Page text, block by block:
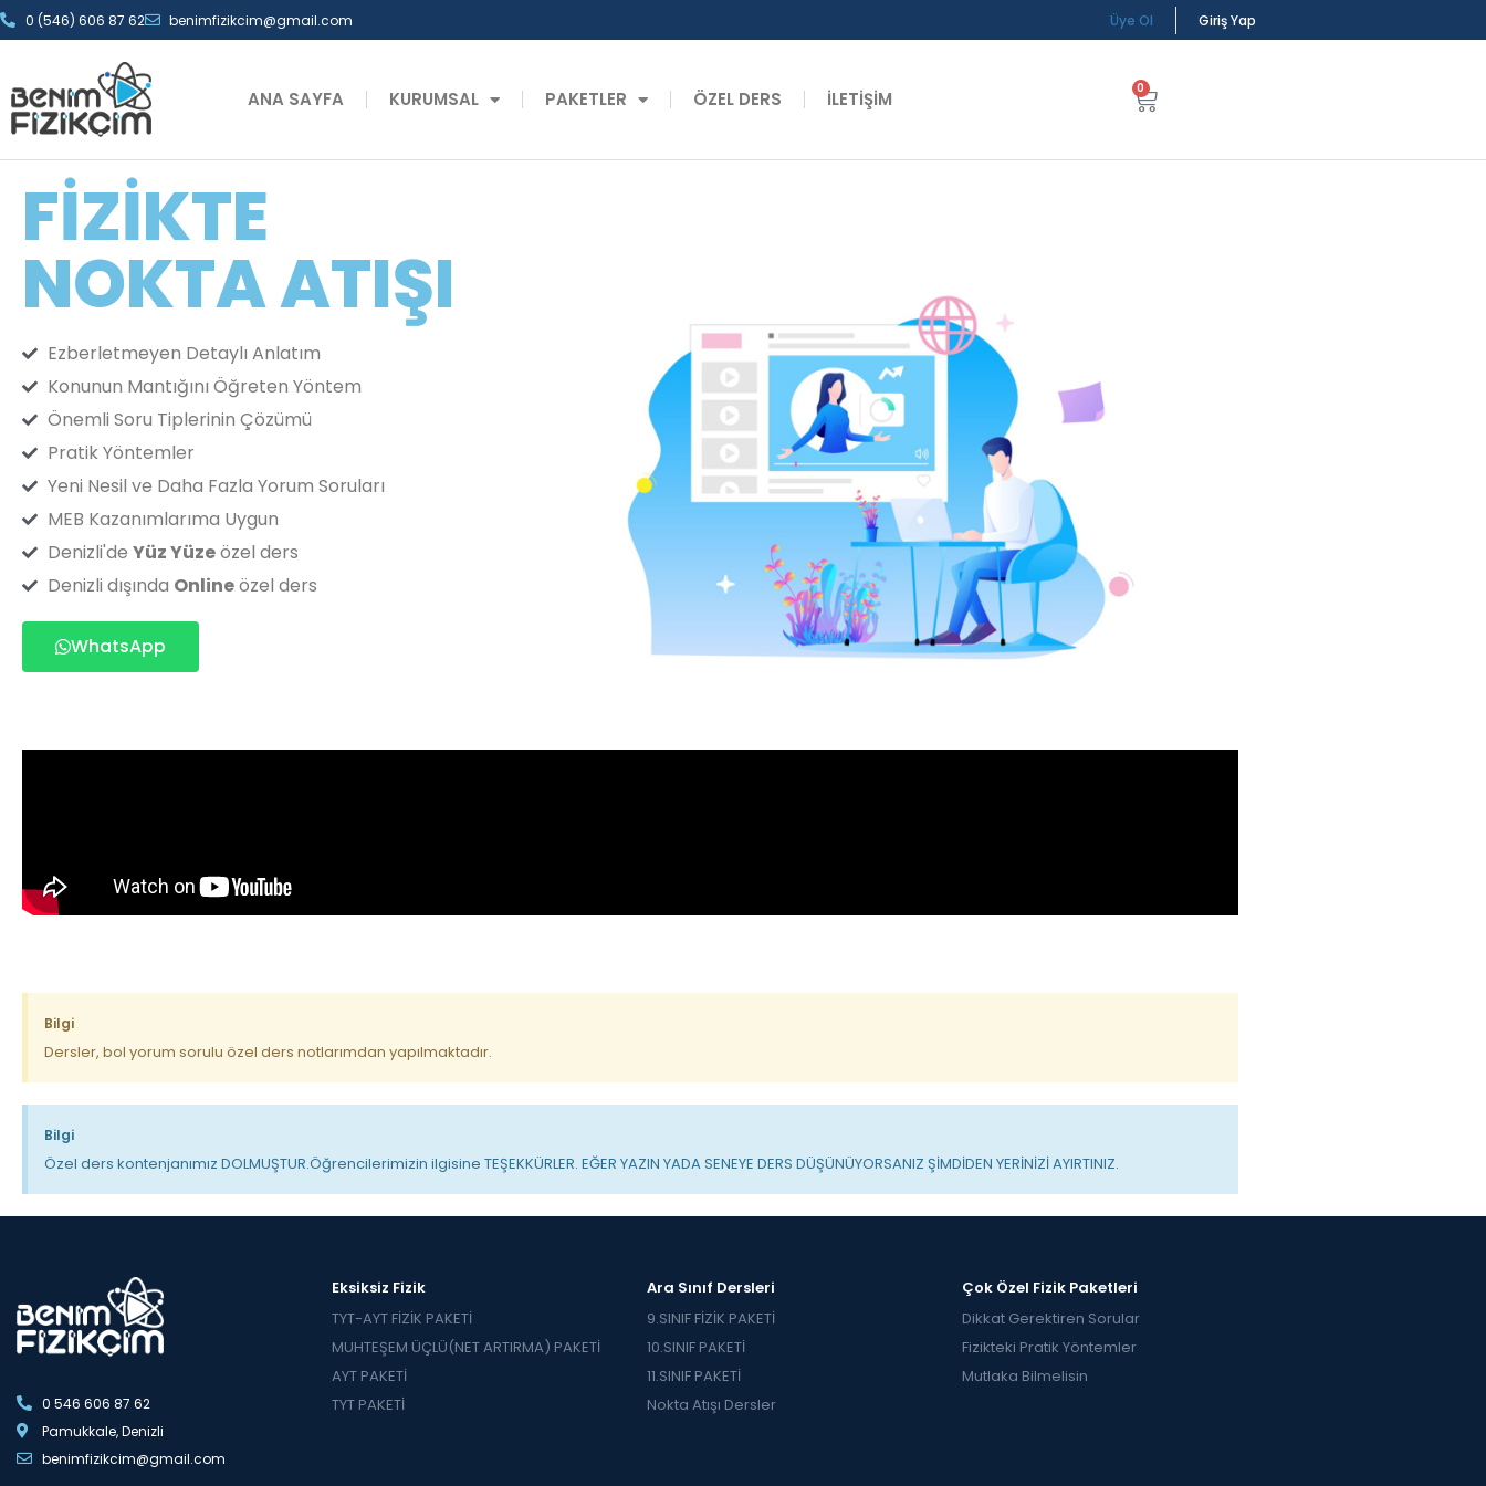
0 (546) 606 87 62 benimfizikcim@gmail.com Üye Ol Giriş Yap
ANA SAYFA KURUMSAL PAKETLER ÖZEL DERS İLETİŞİM 0
FIZIKTE
NOKTA ATIŞI
Ezberletmeyen Detaylı Anlatım
Konunun Mantığını Öğreten Yöntem
Önemli Soru Tiplerinin Çözümü
Pratik Yöntemler
Yeni Nesil ve Daha Fazla Yorum Soruları
MEB Kazanımlarıma Uygun
Denizli'de Yüz Yüzeözel ders
Denizli dışında Onlineözel ders
WhatsApp
Bilgi
Dersler, bol yorum sorulu özel ders notlarımdan yapılmaktadır.
Bilgi
Özel ders kontenjanımız DOLMUŞTUR.Öğrencilerimizin ilgisine TEŞEKKÜRLER. EĞER YAZIN YADA SENEYE DERS DÜŞÜNÜYORSANIZ ŞİMDİDEN YERİNİZİ AYIRTINIZ.
0 546 606 87 62
Pamukkale, Denizli
benimfizikcim@gmail.com
Eksiksiz Fizik
TYT-AYT FİZİK PAKETİ
MUHTEŞEM ÜÇLÜ(NET ARTIRMA) PAKETİ
AYT PAKETİ
TYT PAKETİ
Ara Sınıf Dersleri
9.SINIF FİZİK PAKETİ
10.SINIF PAKETİ
11.SINIF PAKETİ
Nokta Atışı Dersler
Çok Özel Fizik Paketleri
Dikkat Gerektiren Sorular
Fizikteki Pratik Yöntemler
Mutlaka Bilmelisin